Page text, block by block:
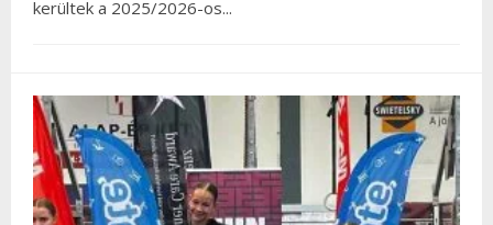
kerültek a 2025/2026-os...